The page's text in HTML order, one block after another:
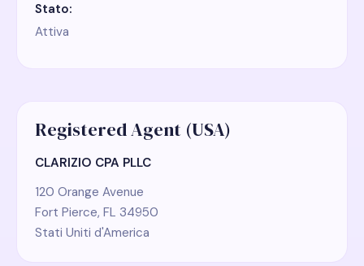
Stato:
Attiva
Registered Agent (USA)
CLARIZIO CPA PLLC
120 Orange Avenue
Fort Pierce, FL 34950
Stati Uniti d'America